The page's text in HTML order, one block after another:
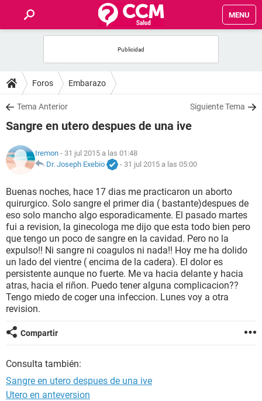
MENU
FOROS
SALUD
FAMILIA
NUTRICIÓN
BIENESTAR
SEXUALIDAD
GLOSARIO
Foros Embarazo
Tema Anterior Siguiente Tema
Sangre en utero despues de una ive
Iremon - 31 jul 2015 a las 01:48
Dr. Joseph Exebio
- 31 jul 2015 a las 05:00
Buenas noches, hace 17 dias me practicaron un aborto
quirurgico. Solo sangre el primer dia ( bastante)despues de
eso solo mancho algo esporadicamente. El pasado martes
fui a revision, la ginecologa me dijo que esta todo bien pero
que tengo un poco de sangre en la cavidad. Pero no la
expulso!! Ni sangre ni coagulos ni nada!! Hoy me ha dolido
un lado del vientre ( encima de la cadera). El dolor es
persistente aunque no fuerte. Me va hacia delante y hacia
atras, hacia el riñon. Puedo tener alguna complicacion??
Tengo miedo de coger una infeccion. Lunes voy a otra
revision.
Compartir
Consulta también:
Sangre en utero despues de una ive
Utero en anteversion